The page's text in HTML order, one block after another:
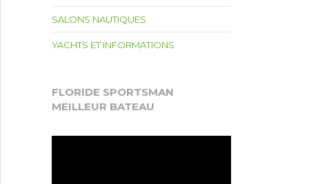
SALONS NAUTIQUES
YACHTS ET INFORMATIONS
FLORIDE SPORTSMAN
MEILLEUR BATEAU